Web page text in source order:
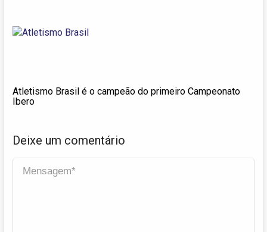
Atletismo Brasil é o campeão do primeiro Campeonato
Ibero
Deixe um comentário